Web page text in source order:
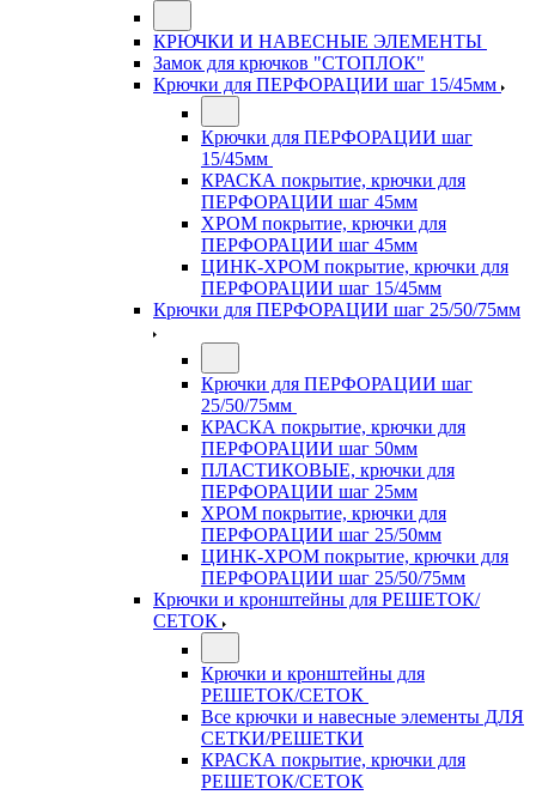
КРЮЧКИ И НАВЕСНЫЕ ЭЛЕМЕНТЫ
Замок для крючков "СТОПЛОК"
Крючки для ПЕРФОРАЦИИ шаг 15/45мм
Крючки для ПЕРФОРАЦИИ шаг
15/45мм
КРАСКА покрытие, крючки для
ПЕРФОРАЦИИ шаг 45мм
ХРОМ покрытие, крючки для
ПЕРФОРАЦИИ шаг 45мм
ЦИНК-ХРОМ покрытие, крючки для
ПЕРФОРАЦИИ шаг 15/45мм
Крючки для ПЕРФОРАЦИИ шаг 25/50/75мм
Крючки для ПЕРФОРАЦИИ шаг
25/50/75мм
КРАСКА покрытие, крючки для
ПЕРФОРАЦИИ шаг 50мм
ПЛАСТИКОВЫЕ, крючки для
ПЕРФОРАЦИИ шаг 25мм
ХРОМ покрытие, крючки для
ПЕРФОРАЦИИ шаг 25/50мм
ЦИНК-ХРОМ покрытие, крючки для
ПЕРФОРАЦИИ шаг 25/50/75мм
Крючки и кронштейны для РЕШЕТОК/
СЕТОК
Крючки и кронштейны для
РЕШЕТОК/СЕТОК
Все крючки и навесные элементы ДЛЯ
СЕТКИ/РЕШЕТКИ
КРАСКА покрытие, крючки для
РЕШЕТОК/СЕТОК